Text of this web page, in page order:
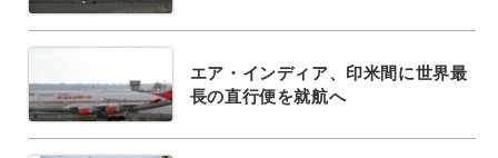
エア・インディア、印米間に世界最
長の直行便を就航へ